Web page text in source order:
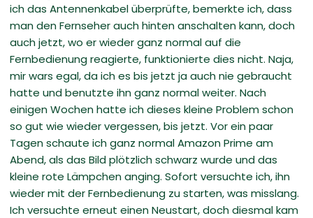
ich das Antennenkabel überprüfte, bemerkte ich, dass
man den Fernseher auch hinten anschalten kann, doch
auch jetzt, wo er wieder ganz normal auf die
Fernbedienung reagierte, funktionierte dies nicht. Naja,
mir wars egal, da ich es bis jetzt ja auch nie gebraucht
hatte und benutzte ihn ganz normal weiter. Nach
einigen Wochen hatte ich dieses kleine Problem schon
so gut wie wieder vergessen, bis jetzt. Vor ein paar
Tagen schaute ich ganz normal Amazon Prime am
Abend, als das Bild plötzlich schwarz wurde und das
kleine rote Lämpchen anging. Sofort versuchte ich, ihn
wieder mit der Fernbedienung zu starten, was misslang.
Ich versuchte erneut einen Neustart, doch diesmal kam